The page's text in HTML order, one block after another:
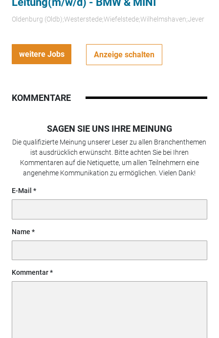
Oldenburg (Oldb);Westerstede;Wiefelstede;Wilhelmshaven;Jever
weitere Jobs Anzeige schalten
KOMMENTARE
SAGEN SIE UNS IHRE MEINUNG
Die qualifizierte Meinung unserer Leser zu allen Branchenthemen
ist ausdrücklich erwünscht. Bitte achten Sie bei Ihren
Kommentaren auf die Netiquette, um allen Teilnehmern eine
angenehme Kommunikation zu ermöglichen. Vielen Dank!
E-Mail
Name
Kommentar